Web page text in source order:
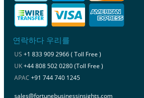
연락하다 우리를
US +1 833 909 2966 ( Toll Free )
UK+44 808 502 0280 (Toll Free )
APAC +91 744 740 1245
sales@fortunebusinessinsights.com